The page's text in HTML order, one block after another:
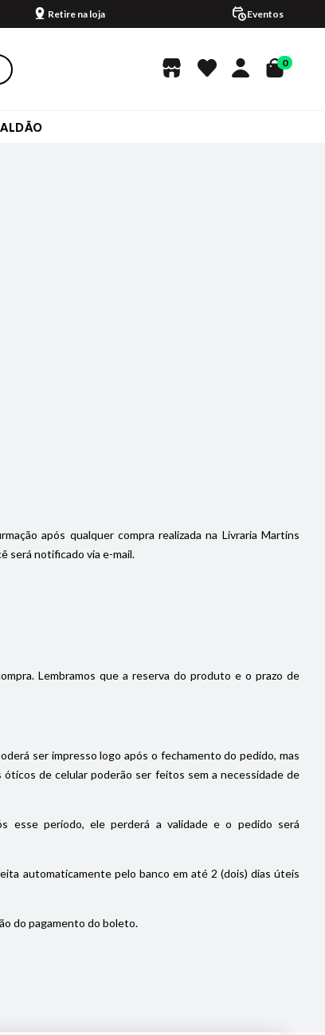
Retire na loja Eventos
0
após qualquer compra realizada na Livraria Martins
será notificado via e-mail.
Lembramos que a reserva do produto e o prazo de
ser impresso logo após o fechamento do pedido, mas
de celular poderão ser feitos sem a necessidade de
esse período, ele perderá a validade e o pedido será
automaticamente pelo banco em até 2 (dois) dias úteis
do pagamento do boleto.